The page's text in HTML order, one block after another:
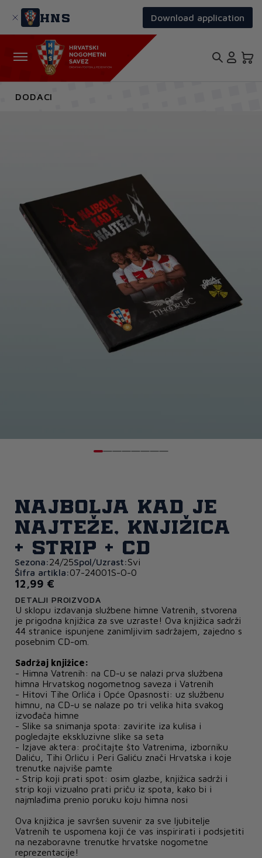
glavni
sadržaj
HNS Download application
DODACI
Najbolja kad je
najteže, knjižica
+ strip + CD
Sezona:24/25Spol/Uzrast:Svi
Šifra artikla:07-24001S-O-0
12,99 €
DETALJI PROIZVODA
U sklopu izdavanja službene himne Vatrenih, stvorena
je prigodna knjižica za sve uzraste! Ova knjižica sadrži
44 stranice ispunjene zanimljivim sadržajem, zajedno s
posebnim CD-om.
Sadržaj knjižice:
- Himna Vatrenih: na CD-u se nalazi prva službena
himna Hrvatskog nogometnog saveza i Vatrenih
- Hitovi Tihe Orlića i Opće Opasnosti: uz službenu
himnu, na CD-u se nalaze po tri velika hita svakog
izvođača himne
- Slike sa snimanja spota: zavirite iza kulisa i
pogledajte ekskluzivne slike sa seta
- Izjave aktera: pročitajte što Vatrenima, izborniku
Daliću, Tihi Orliću i Peri Galiću znači Hrvatska i koje
trenutke najviše pamte
- Strip koji prati spot: osim glazbe, knjižica sadrži i
strip koji vizualno prati priču iz spota, kako bi i
najmlađima prenio poruku koju himna nosi
Ova knjižica je savršen suvenir za sve ljubitelje
Vatrenih te uspomena koji će vas inspirirati i podsjetiti
na nezaboravne trenutke hrvatske nogometne
reprezentacije!